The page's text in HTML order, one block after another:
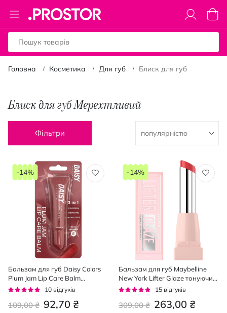
Toggle
Nav
Кошик
Головна Косметика Для губ Блиск для губ
Блиск для губ Мерехтливий
Фільтри
Бальзам для губ Daisy Colors
Plum Jam Lip Care Balm
Сливовий джем 15 мл
Рейтинг:
10 відгуків
92,70 ₴
109,00 ₴
-14%
Бальзам для губ Maybelline
New York Lifter Glaze тонуючий
відтінок 005 Peach Quench 2.8 г
Рейтинг:
15 відгуків
263,00 ₴
309,00 ₴
-14%